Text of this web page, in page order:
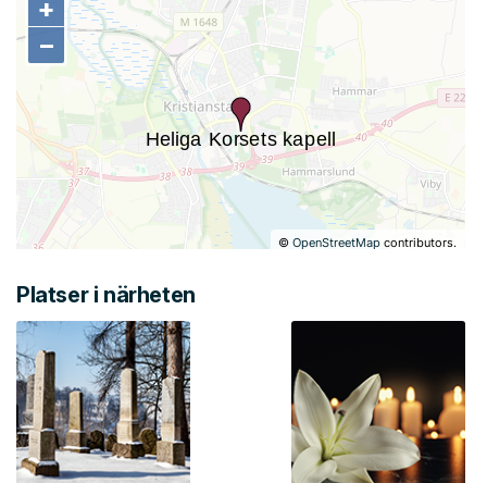
+
−
©OpenStreetMap contributors.
+
−
Platser i närheten